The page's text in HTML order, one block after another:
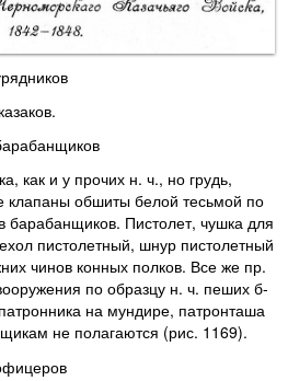
как и у прочих н. ч., но грудь,
клапаны обшиты белой тесьмой по
Пистолет, чушка для
пистолетный, шнур пистолетный
чинов конных полков. Все же пр.
по образцу н. ч. пеших б-
на мундире, патронташа
не полагаются (рис. 1169).